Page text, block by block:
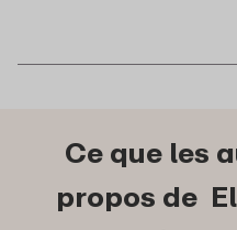
Ce que les
propos de